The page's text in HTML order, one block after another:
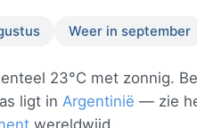
Weer in september
23°C met zonnig.
ligt in Argentinië — zie